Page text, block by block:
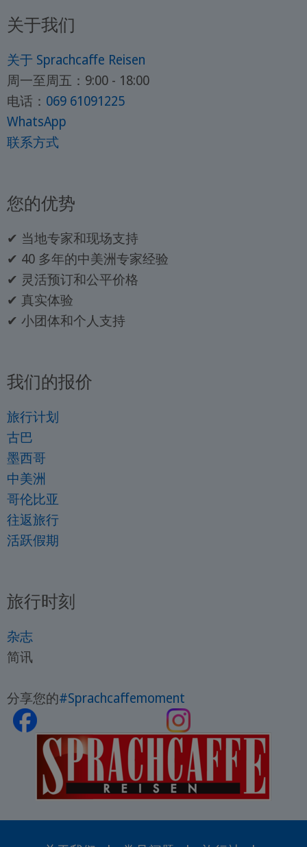
关于我们
关于 Sprachcaffe Reisen
周一至周五：9:00 - 18:00
电话： 069 61091225
WhatsApp
联系方式
您的优势
✔ 当地专家和现场支持
✔ 40 多年的中美洲专家经验
✔ 灵活预订和公平价格
✔ 真实体验
✔ 小团体和个人支持
我们的报价
旅行计划
古巴
墨西哥
中美洲
哥伦比亚
往返旅行
活跃假期
旅行时刻
杂志
简讯
分享您的#Sprachcaffemoment